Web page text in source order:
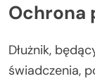
Ochrona
Dłużnik,
świadczenia,